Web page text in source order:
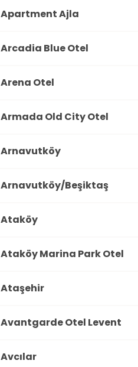
Apartment Ajla
Arcadia Blue Otel
Arena Otel
Armada Old City Otel
Arnavutköy
Arnavutköy/Beşiktaş
Ataköy
Ataköy Marina Park Otel
Ataşehir
Avantgarde Otel Levent
Avcılar